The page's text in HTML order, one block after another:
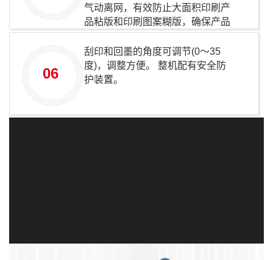
气动离网，有效防止大面积印刷产
品粘版和印刷图案糊版，确保产品
质量。
06
刮印和回墨的角度可调节(0～35
度)，调整方便。 整机配有安全防
护装置。